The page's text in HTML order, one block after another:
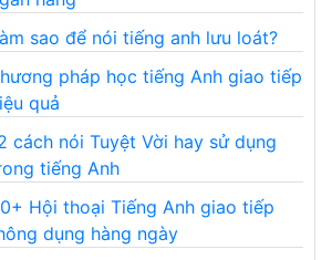
sao để nói tiếng anh lưu loát?
pháp học tiếng Anh giao tiếp
quả
cách nói Tuyệt Vời hay sử dụng
tiếng Anh
Hội thoại Tiếng Anh giao tiếp
dụng hàng ngày